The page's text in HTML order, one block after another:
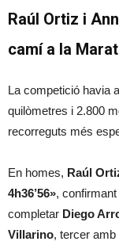
Raúl Ortiz i
camí a la
La competició havia
quilòmetres i 2.800
recorreguts més
En homes, Raúl
4h36’56»,
completar Diego
Villarino, tercer amb